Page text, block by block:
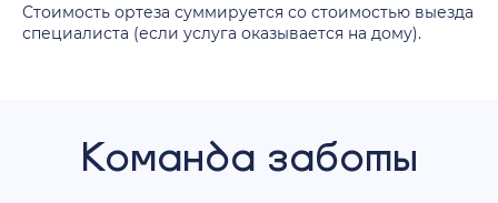
Стоимость ортеза суммируется со стоимостью выезда
специалиста (если услуга оказывается на дому).
Команда заботы